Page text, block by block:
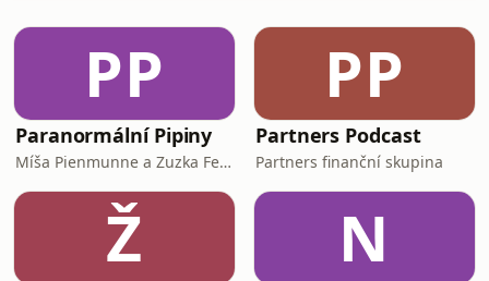
se v rozhovoru.Petr na sítíchX:
https://x.com/petrkouLinkedInLinkedIn:
https://www.linkedin
PP
Paranormální Pipiny
Míša Pienmunne a Zuzka Fejfarová
PP
Partners Podcast
Partners finanční skupina
Ž N